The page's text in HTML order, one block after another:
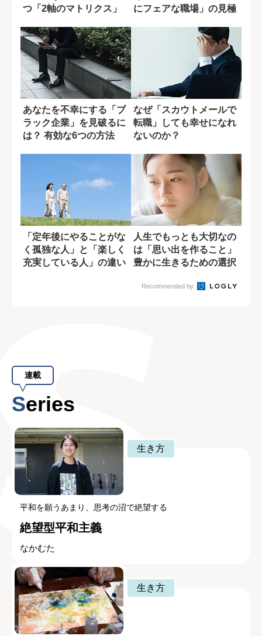
つ「2軸のマトリクス」
にフェアな職場」の見極
あなたを不幸にする「ブ
ラック企業」を見破るに
は？ 有効な6つの方法
なぜ「スカウトメールで
転職」しても幸せになれ
ないのか？
「定年後にやることがな
く孤独な人」と「楽しく
充実している人」の違い
人生でもっとも大切なの
は「思い出を作ること」
豊かに生きるための選択
Recommended by
連載
Series
生き方
平和を願うあまり、思考の沼で絶望する
絶望型平和主義
なかむた
生き方